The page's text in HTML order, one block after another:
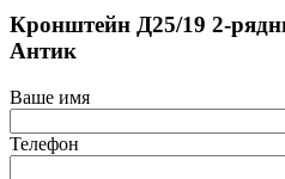
Кронштейн Д25/19 2-
Антик
Ваше имя
Телефон